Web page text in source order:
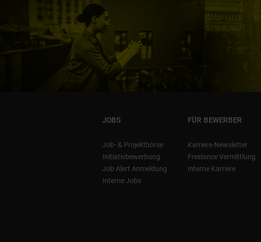
JOBS
Job- & Projektbörse
Initiativbewerbung
Job Alert Anmeldung
Interne Jobs
FÜR BEWERBER
Karriere-Newsletter
Freelance Vermittlung
Interne Karriere